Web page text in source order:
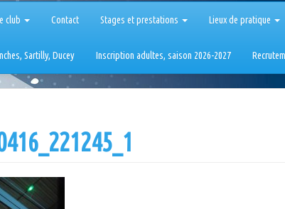
club Contact Stages et prestations Lieux de pratique
Sartilly, Ducey Inscription adultes, saison 2026-2027